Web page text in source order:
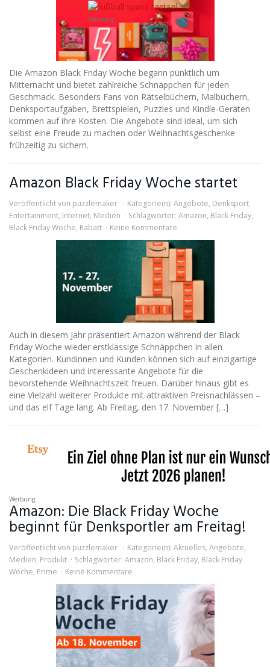
Die Amazon Black Friday Woche begann pünktlich um
Mitternacht und bietet zahlreiche Schnäppchen für jeden
Geschmack. Besonders Fans von Rätselbüchern, Malbüchern,
Denksportaufgaben, Brettspielen, Puzzles und Kindle-Geräten
kommen auf ihre Kosten. Die Angebote sind ideal, um sich
selbst eine Freude zu machen oder Weihnachtsgeschenke
frühzeitig zu sichern.
Amazon Black Friday Woche startet
Veröffentlicht von puzzlemaker Kategorie(n): Angebote, Denksport,
Entertainment, Internet, Medien Schlagwörter: Amazon, Black Friday,
Black Friday Woche, Rabatt Keine Kommentare
Auch in diesem Jahr präsentiert Amazon während der Black
Friday Woche wieder erstklassige Schnäppchen in allen
Kategorien. Kundinnen und Kunden können sich auf einzigartige
Geschenkideen und interessante Angebote für die
bevorstehende Weihnachtszeit freuen. Darüber hinaus gibt es
eine Vielzahl weiterer Produkte mit attraktiven Preisnachlässen –
und das elf Tage lang. Ab Freitag, den 17. November […]
Werbung
Amazon: Die Black Friday Woche
beginnt für Denksportler am Freitag!
Veröffentlicht von puzzlemaker Kategorie(n): Aktuelles, Angebote,
Medien, Produkt Schlagwörter: Amazon, Black Friday, Black Friday
Woche, Prime Keine Kommentare
Werbung